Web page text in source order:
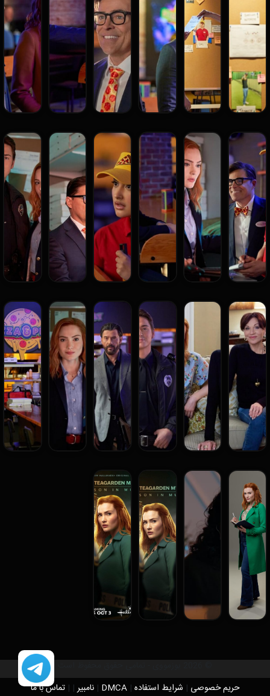
حریم خصوصی | شرایط استفاده |
DMCA
|نامبیر|
|تماس با ما